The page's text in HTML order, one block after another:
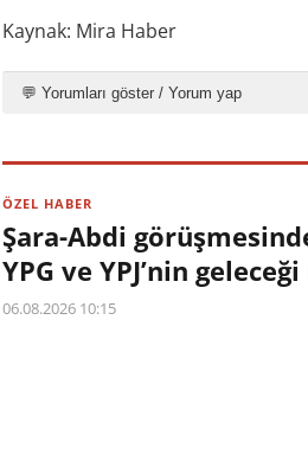
Kaynak: Mira Haber
💬 Yorumları göster / Yorum yap
ÖZEL HABER
Şara-Abdi
YPG ve YPJ’nin
06.08.2026 10:15